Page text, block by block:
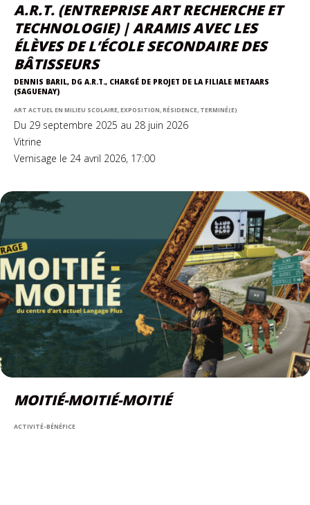
A.R.T. (ENTREPRISE ART RECHERCHE ET
TECHNOLOGIE) | ARAMIS AVEC LES
ÉLÈVES DE L’ÉCOLE SECONDAIRE DES
BÂTISSEURS
DENNIS BARIL, DG A.R.T., CHARGÉ DE PROJET DE LA FILIALE METAARS
(SAGUENAY)
ART ACTUEL EN MILIEU SCOLAIRE, EXPOSITION, RÉSIDENCE, TERMINÉ(E)
Du 29 septembre 2025 au 28 juin 2026
Vitrine
Vernisage le 24 avril 2026, 17:00
MOITIÉ-MOITIÉ-MOITIÉ
ACTIVITÉ-BÉNÉFICE